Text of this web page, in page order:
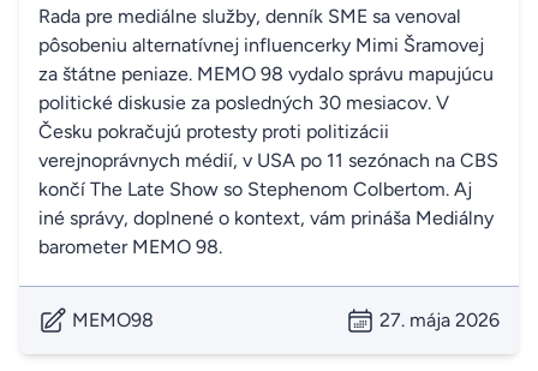
Rada pre mediálne služby, denník SME sa venoval
pôsobeniu alternatívnej influencerky Mimi Šramovej
za štátne peniaze. MEMO 98 vydalo správu mapujúcu
politické diskusie za posledných 30 mesiacov. V
Česku pokračujú protesty proti politizácii
verejnoprávnych médií, v USA po 11 sezónach na CBS
končí The Late Show so Stephenom Colbertom. Aj
iné správy, doplnené o kontext, vám prináša Mediálny
barometer MEMO 98.
MEMO98 27. mája 2026